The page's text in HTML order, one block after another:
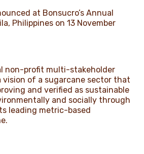
at Bonsucro’s Annual
Philippines on 13 November
non-profit multi-stakeholder
of a sugarcane sector that
and verified as sustainable
and socially through
leading metric-based